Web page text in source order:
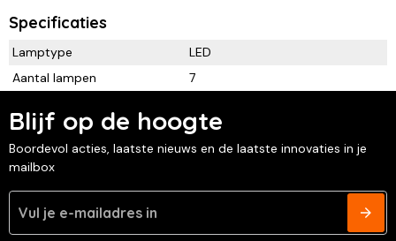
Specificaties
Lamptype
LED
Aantal lampen
7
Blijf op de hoogte
Boordevol acties, laatste nieuws en de laatste innovaties in je
mailbox